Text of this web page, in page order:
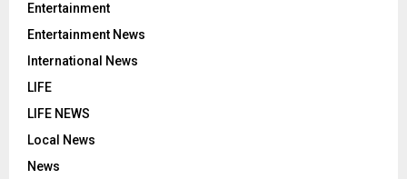
Entertainment
Entertainment News
International News
LIFE
LIFE NEWS
Local News
News